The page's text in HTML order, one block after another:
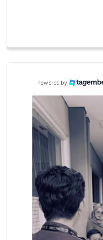
Powered by